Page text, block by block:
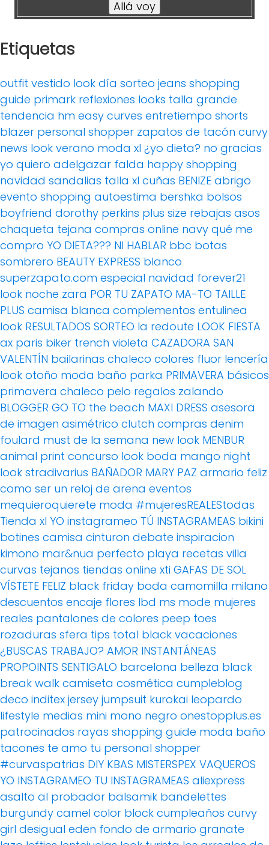
Etiquetas
outfit vestido look día sorteo jeans shopping
guide primark reflexiones looks talla grande
tendencia hm easy curves entretiempo shorts
blazer personal shopper zapatos de tacón curvy
news look verano moda xl ¿yo dieta? no gracias
yo quiero adelgazar falda happy shopping
navidad sandalias talla xl cuñas BENIZE abrigo
evento shopping autoestima bershka bolsos
boyfriend dorothy perkins plus size rebajas asos
chaqueta tejana compras online navy qué me
compro YO DIETA??? NI HABLAR bbc botas
sombrero BEAUTY EXPRESS blanco
superzapato.com especial navidad forever21
look noche zara POR TU ZAPATO MA-TO TAILLE
PLUS camisa blanca complementos entulinea
look RESULTADOS SORTEO la redoute LOOK FIESTA
ax paris biker trench violeta CAZADORA SAN
VALENTÍN bailarinas chaleco colores fluor lencería
look otoño moda baño parka PRIMAVERA básicos
primavera chaleco pelo regalos zalando
BLOGGER GO TO the beach MAXI DRESS asesora
de imagen asimétrico clutch compras denim
foulard must de la semana new look MENBUR
animal print concurso look boda mango night
look stradivarius BAÑADOR MARY PAZ armario feliz
como ser un reloj de arena eventos
mequieroquierete moda #mujeresREALEStodas
Tienda xl YO instagrameo TÚ INSTAGRAMEAS bikini
botines camisa cinturon debate inspiracion
kimono mar&nua perfecto playa recetas villa
curvas tejanos tiendas online xti GAFAS DE SOL
VÍSTETE FELIZ black friday boda camomilla milano
descuentos encaje flores lbd ms mode mujeres
reales pantalones de colores peep toes
rozaduras sfera tips total black vacaciones
¿BUSCAS TRABAJO? AMOR INSTANTÁNEAS
PROPOINTS SENTIGALO barcelona belleza black
break walk camiseta cosmética cumpleblog
deco inditex jersey jumpsuit kurokai leopardo
lifestyle medias mini mono negro onestopplus.es
patrocinados rayas shopping guide moda baño
tacones te amo tu personal shopper
#curvaspatrias DIY KBAS MISTERSPEX VAQUEROS
YO INSTAGRAMEO TU INSTAGRAMEAS aliexpress
asalto al probador balsamik bandelettes
burgundy camel color block cumpleaños curvy
girl desigual eden fondo de armario granate